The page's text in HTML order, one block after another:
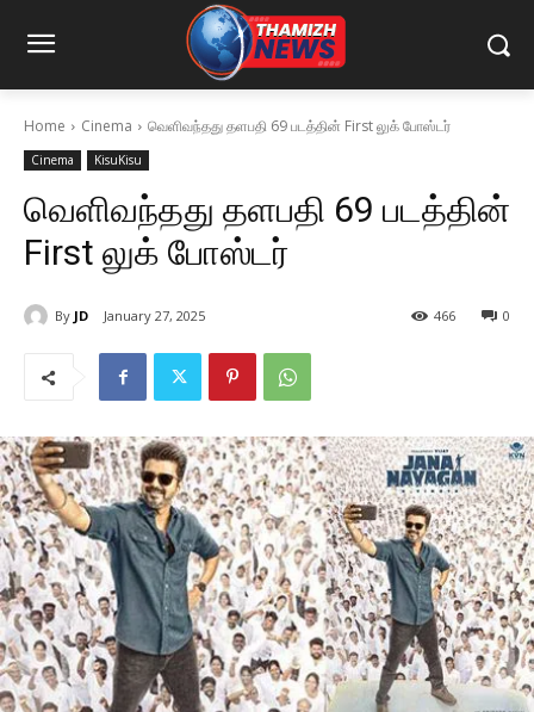
Home Cinema வெளிவந்தது தளபதி 69 படத்தின் First லுக் போஸ்டர்
Cinema KisuKisu
வெளிவந்தது தளபதி 69 படத்தின்
First லுக் போஸ்டர்
By JD January 27, 2025 0
466